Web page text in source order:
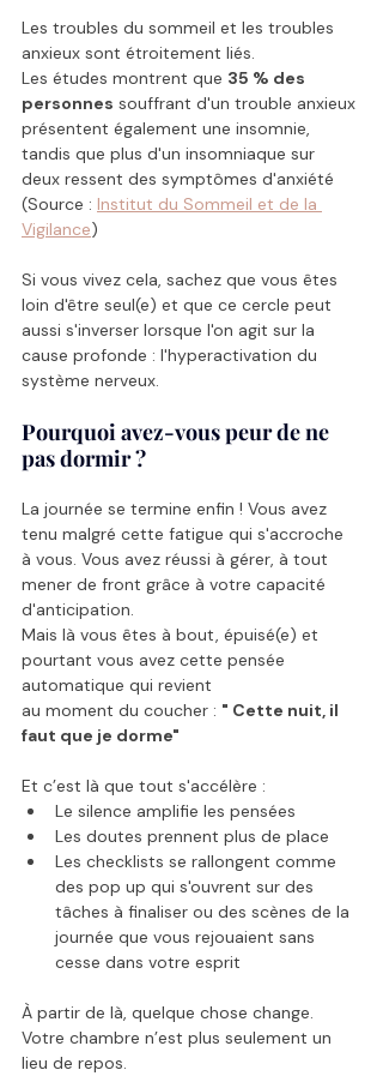
Les troubles du sommeil et les troubles
anxieux sont étroitement liés.
Les études montrent que 35 % des
personnes souffrant d'un trouble anxieux
présentent également une insomnie,
tandis que plus d'un insomniaque sur
deux ressent des symptômes d'anxiété
(Source : Institut du Sommeil et de la
Vigilance)
Si vous vivez cela, sachez que vous êtes
loin d'être seul(e) et que ce cercle peut
aussi s'inverser lorsque l'on agit sur la
cause profonde : l'hyperactivation du
système nerveux.
Pourquoi avez-vous peur de ne
pas dormir ?
La journée se termine enfin ! Vous avez
tenu malgré cette fatigue qui s'accroche
à vous. Vous avez réussi à gérer, à tout
mener de front grâce à votre capacité
d'anticipation.
Mais là vous êtes à bout, épuisé(e) et
pourtant vous avez cette pensée
automatique qui revient
au moment du coucher : " Cette nuit, il
faut que je dorme"
Et c’est là que tout s'accélère :
Le silence amplifie les pensées
Les doutes prennent plus de place
Les checklists se rallongent comme
des pop up qui s'ouvrent sur des
tâches à finaliser ou des scènes de la
journée que vous rejouaient sans
cesse dans votre esprit
À partir de là, quelque chose change.
Votre chambre n’est plus seulement un
lieu de repos.